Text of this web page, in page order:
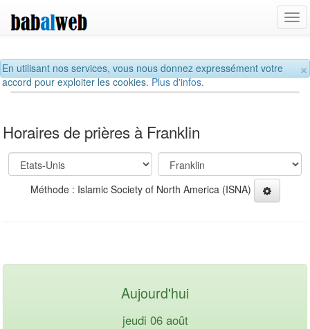
×
En utilisant nos services, vous nous donnez expressément votre
accord pour exploiter les cookies.Plus d'infos.
Horaires de prières à Franklin
Méthode : Islamic Society of North America (ISNA)
Aujourd'hui
jeudi 06 août